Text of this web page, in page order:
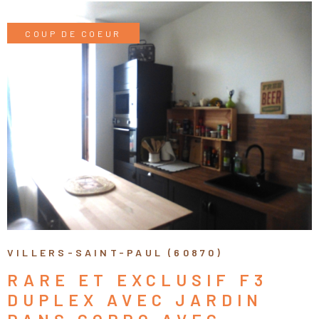
CONTACT
CALCULEZ
VILLERS-SAINT-PAUL (60870)
RARE ET EXCLUSIF F3
DUPLEX AVEC JARDIN
COUP DE COEUR
VOIR LE BIEN
Pièces
PIÈCES
RÉFÉRENCE
CRITÈRES SUPPLÉMENTAIRES
Piscine
Parking
Terrasse